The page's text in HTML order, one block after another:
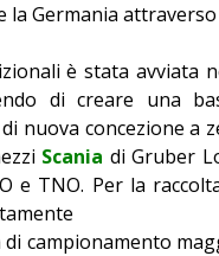
la Germania attraverso
è stata avviata
di creare una
nuova concezione a
Scania di Gruber
e TNO. Per la
campionamento